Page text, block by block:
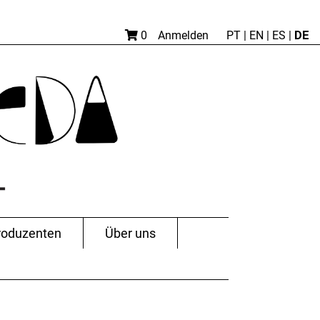
0 Anmelden PT | EN | ES | DE
Über uns